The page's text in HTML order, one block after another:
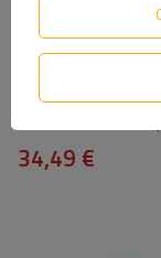
82170 REGON
34,49 €